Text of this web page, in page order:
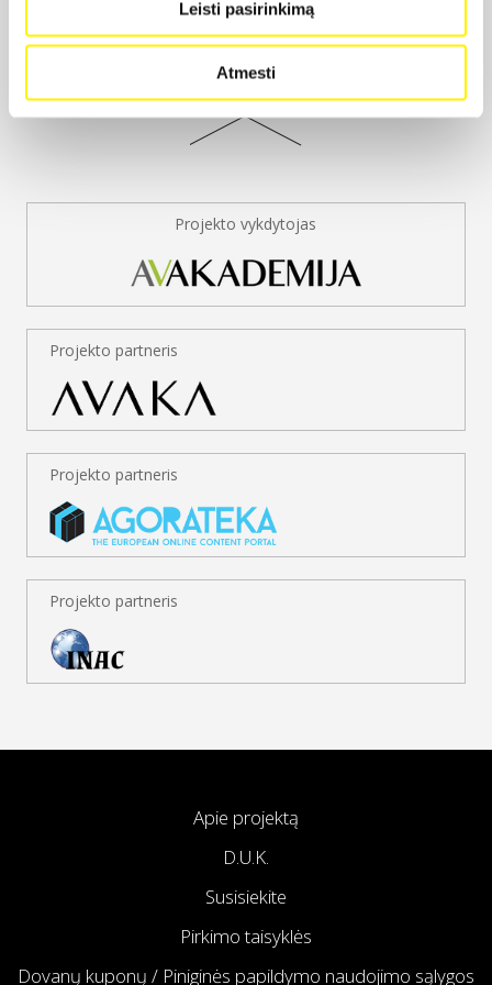
Leisti pasirinkimą
Atmesti
Projekto vykdytojas
Projekto partneris
Projekto partneris
Projekto partneris
Apie projektą
D.U.K.
Susisiekite
Pirkimo taisyklės
Dovanų kuponų / Piniginės papildymo naudojimo sąlygos